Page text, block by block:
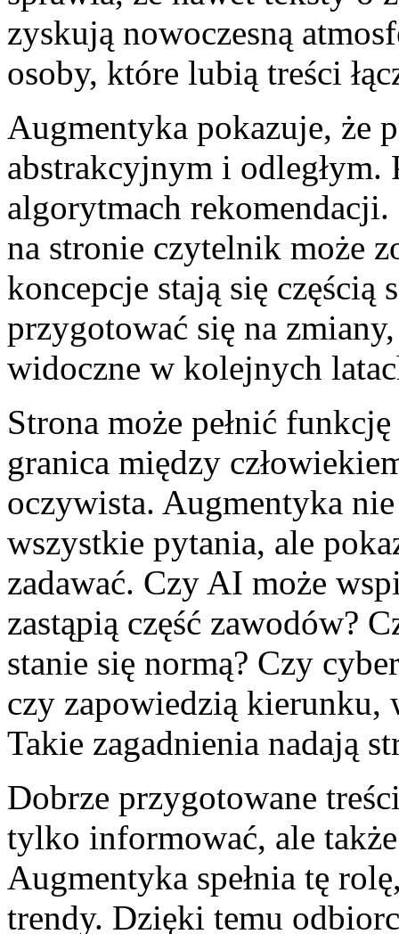
zyskują nowoczesną
osoby, które lubią treści
Augmentyka pokazuje, że
abstrakcyjnym i odległym.
algorytmach
na stronie czytelnik może
koncepcje stają się częścią
przygotować się na
widoczne w kolejnych
Strona może pełnić
granica między
oczywista. Augmentyka
wszystkie pytania, ale
zadawać. Czy AI może
zastąpią część zawodów?
stanie się normą? Czy
czy zapowiedzią
Takie zagadnienia nadają
Dobrze przygotowane
tylko informować, ale
Augmentyka spełnia tę
trendy. Dzięki temu